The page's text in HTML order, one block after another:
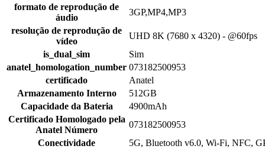
formato de reprodução de
áudio
3GP,MP4,MP3
resolução de reprodução de
vídeo
UHD 8K (7680 x 4320) - @60fps
is_dual_sim
Sim
anatel_homologation_number 073182500953
certificado
Anatel
Armazenamento Interno
512GB
Capacidade da Bateria
4900mAh
Certificado Homologado pela
Anatel Número
073182500953
Conectividade
5G, Bluetooth v6.0, Wi-Fi, NFC,